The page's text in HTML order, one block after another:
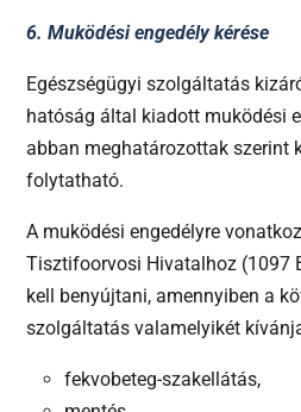
6. Muködési engedély kérése
Egészségügyi szolgáltatás
hatóság által kiadott muködési
abban meghatározottak szerint
folytatható.
A muködési engedélyre
Tisztifoorvosi Hivatalhoz (1097
kell benyújtani, amennyiben a
szolgáltatás valamelyikét
fekvobeteg-szakellátás,